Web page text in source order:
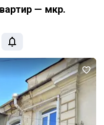
— мкр.